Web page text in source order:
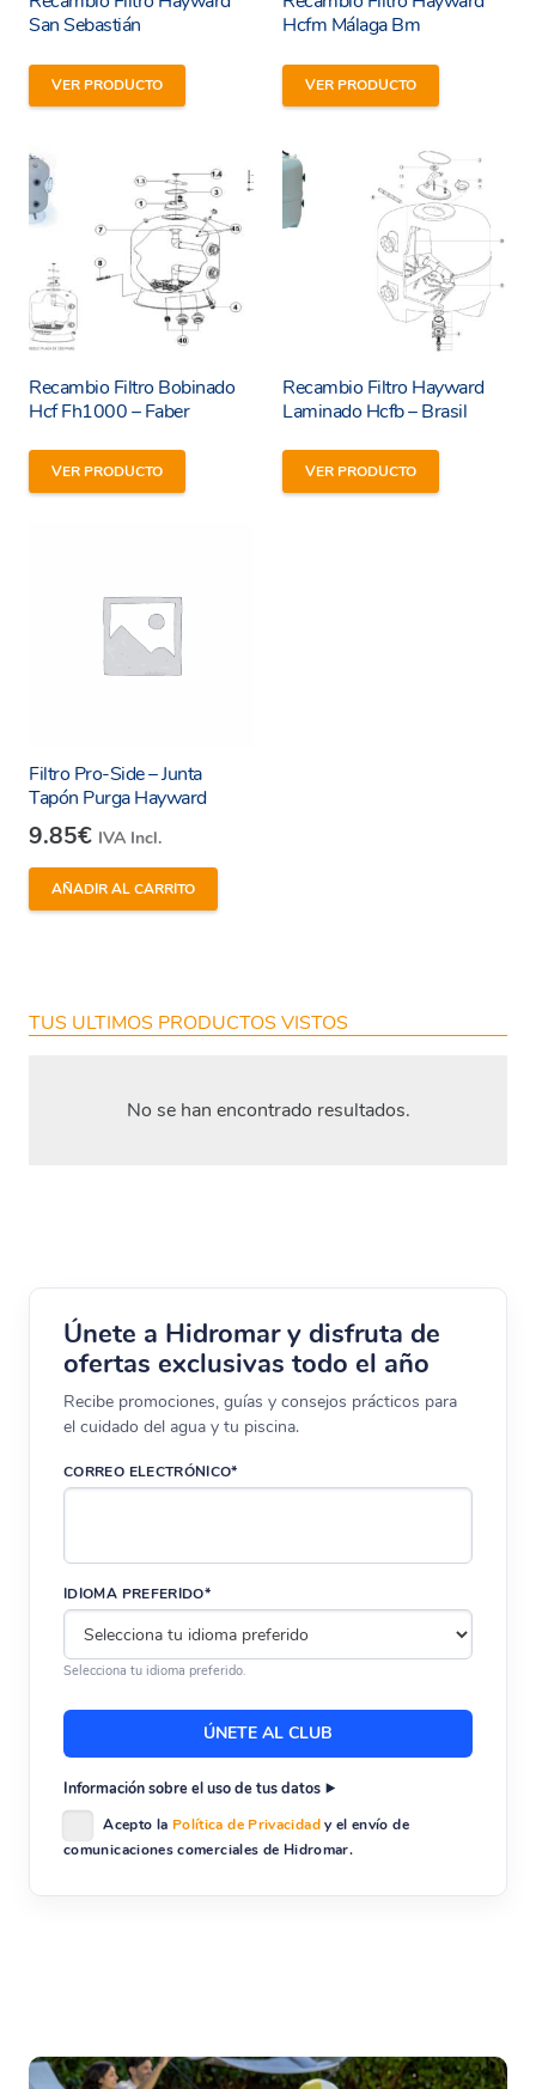
He leído y estoy de acuerdo con lostérminos y
San Sebastián
VER PRODUCTO
Hcfm Málaga Bm
VER PRODUCTO
Recambio Filtro Bobinado
Hcf Fh1000 – Faber
VER PRODUCTO
Recambio Filtro Hayward
Laminado Hcfb – Brasil
VER PRODUCTO
Filtro Pro-Side – Junta
Tapón Purga Hayward
9.85€ IVA Incl.
AÑADIR AL CARRITO
TUS ULTIMOS PRODUCTOS VISTOS
No se han encontrado resultados.
Únete a Hidromar y disfruta de
ofertas exclusivas todo el año
Recibe promociones, guías y consejos prácticos para
el cuidado del agua y tu piscina.
CORREO ELECTRÓNICO*
IDIOMA PREFERIDO*
Selecciona tu idioma preferido.
Información sobre el uso de tus datos
Acepto la Política de Privacidady el envío de
comunicaciones comerciales de Hidromar.